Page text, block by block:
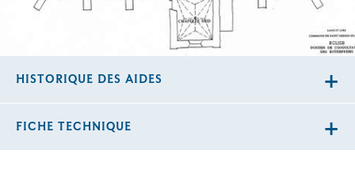
HISTORIQUE DES AIDES
FICHE TECHNIQUE